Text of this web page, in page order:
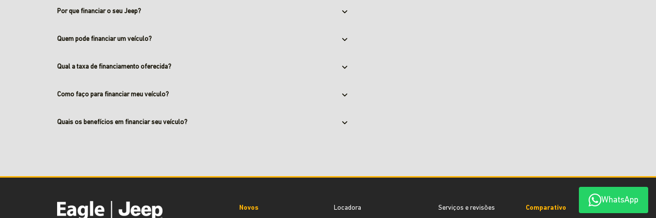
Por que financiar o seu Jeep?
Quem pode financiar um veículo?
Qual a taxa de financiamento oferecida?
Como faço para financiar meu veículo?
Quais os benefícios em financiar seu veículo?
WhatsApp
Novos Locadora Serviços e revisões Comparativo